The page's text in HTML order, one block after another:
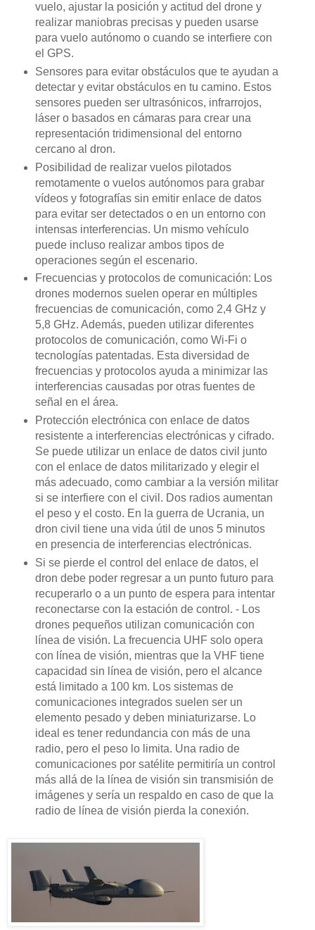
vuelo, ajustar la posición y actitud del drone y
realizar maniobras precisas y pueden usarse
para vuelo autónomo o cuando se interfiere con
el GPS.
Sensores para evitar obstáculos que te ayudan a
detectar y evitar obstáculos en tu camino. Estos
sensores pueden ser ultrasónicos, infrarrojos,
láser o basados ​​en cámaras para crear una
representación tridimensional del entorno
cercano al dron.
Posibilidad de realizar vuelos pilotados
remotamente o vuelos autónomos para grabar
vídeos y fotografías sin emitir enlace de datos
para evitar ser detectados o en un entorno con
intensas interferencias. Un mismo vehículo
puede incluso realizar ambos tipos de
operaciones según el escenario.
Frecuencias y protocolos de comunicación: Los
drones modernos suelen operar en múltiples
frecuencias de comunicación, como 2,4 GHz y
5,8 GHz. Además, pueden utilizar diferentes
protocolos de comunicación, como Wi-Fi o
tecnologías patentadas. Esta diversidad de
frecuencias y protocolos ayuda a minimizar las
interferencias causadas por otras fuentes de
señal en el área.
Protección electrónica con enlace de datos
resistente a interferencias electrónicas y cifrado.
Se puede utilizar un enlace de datos civil junto
con el enlace de datos militarizado y elegir el
más adecuado, como cambiar a la versión militar
si se interfiere con el civil. Dos radios aumentan
el peso y el costo. En la guerra de Ucrania, un
dron civil tiene una vida útil de unos 5 minutos
en presencia de interferencias electrónicas.
Si se pierde el control del enlace de datos, el
dron debe poder regresar a un punto futuro para
recuperarlo o a un punto de espera para intentar
reconectarse con la estación de control. - Los
drones pequeños utilizan comunicación con
línea de visión. La frecuencia UHF solo opera
con línea de visión, mientras que la VHF tiene
capacidad sin línea de visión, pero el alcance
está limitado a 100 km. Los sistemas de
comunicaciones integrados suelen ser un
elemento pesado y deben miniaturizarse. Lo
ideal es tener redundancia con más de una
radio, pero el peso lo limita. Una radio de
comunicaciones por satélite permitiría un control
más allá de la línea de visión sin transmisión de
imágenes y sería un respaldo en caso de que la
radio de línea de visión pierda la conexión.